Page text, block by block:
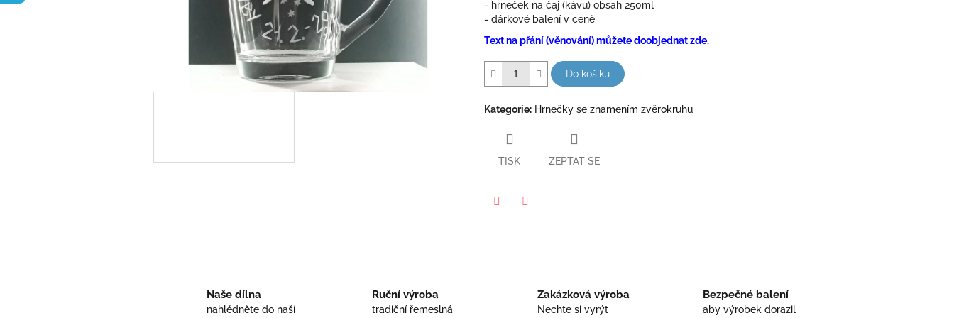
5
hvězdiček.
- hrneček na čaj (kávu) obsah 250ml
- dárkové balení v ceně
Text na přání (věnování) můžete doobjednat zde.
Do košíku
Kategorie: Hrnečky se znamením zvěrokruhu
TISK ZEPTAT SE
Naše dílna
nahlédněte do naší
Ruční výroba
tradiční řemeslná
Zakázková výroba
Nechte si vyrýt
Bezpečné balení
aby výrobek dorazil